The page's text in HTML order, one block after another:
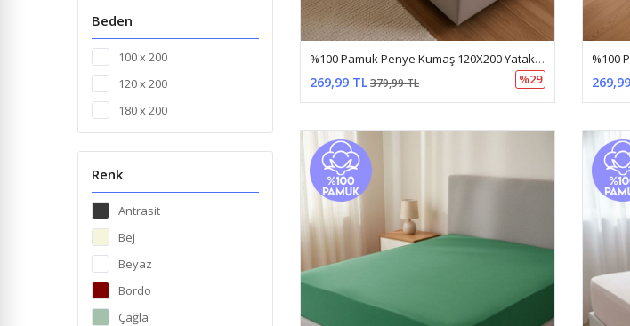
Beden
100 x 200
120 x 200
180 x 200
Renk
Antrasit
Bej
Beyaz
Bordo
Çağla
%100 Pamuk Penye Kumaş 120X200 Yataklar İçin Lastikli Çarşaf Çağla
269,99 TL379,99 TL %29